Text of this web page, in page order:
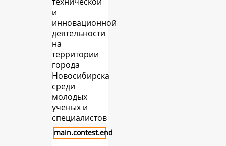
и
инновационной
деятельности
на
территории
города
Новосибирска
среди
молодых
ученых и
специалистов
main.contest.end